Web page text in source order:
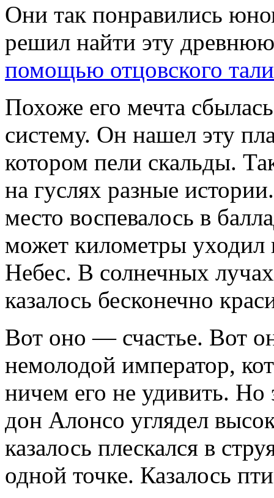
Они так понравились
решил найти эту
помощью отцовского
Похоже его мечта
систему. Он нашел эту
котором пели скальды.
на гуслях разные
место воспевалось в
может километры уходил
Небес. В солнечных
казалось бесконечно
Вот оно — счастье. Вот
немолодой император,
ничем его не удивить. Но
дон Алонсо углядел
казалось плескался в
одной точке. Казалось